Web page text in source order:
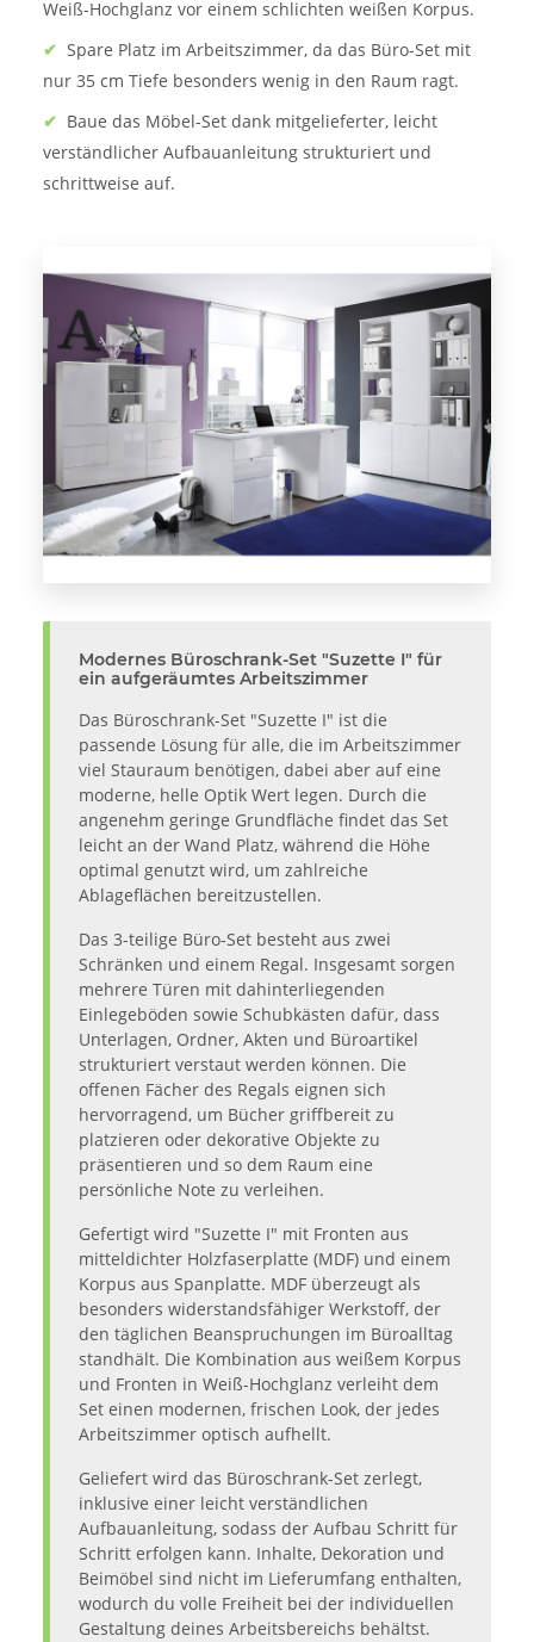
Weiß-Hochglanz vor einem schlichten weißen Korpus.
✔ Spare Platz im Arbeitszimmer, da das Büro-Set mit
nur 35 cm Tiefe besonders wenig in den Raum ragt.
✔ Baue das Möbel-Set dank mitgelieferter, leicht
verständlicher Aufbauanleitung strukturiert und
schrittweise auf.
Modernes Büroschrank-Set "Suzette I" für
ein aufgeräumtes Arbeitszimmer
Das Büroschrank-Set "Suzette I" ist die
passende Lösung für alle, die im Arbeitszimmer
viel Stauraum benötigen, dabei aber auf eine
moderne, helle Optik Wert legen. Durch die
angenehm geringe Grundfläche findet das Set
leicht an der Wand Platz, während die Höhe
optimal genutzt wird, um zahlreiche
Ablageflächen bereitzustellen.
Das 3-teilige Büro-Set besteht aus zwei
Schränken und einem Regal. Insgesamt sorgen
mehrere Türen mit dahinterliegenden
Einlegeböden sowie Schubkästen dafür, dass
Unterlagen, Ordner, Akten und Büroartikel
strukturiert verstaut werden können. Die
offenen Fächer des Regals eignen sich
hervorragend, um Bücher griffbereit zu
platzieren oder dekorative Objekte zu
präsentieren und so dem Raum eine
persönliche Note zu verleihen.
Gefertigt wird "Suzette I" mit Fronten aus
mitteldichter Holzfaserplatte (MDF) und einem
Korpus aus Spanplatte. MDF überzeugt als
besonders widerstandsfähiger Werkstoff, der
den täglichen Beanspruchungen im Büroalltag
standhält. Die Kombination aus weißem Korpus
und Fronten in Weiß-Hochglanz verleiht dem
Set einen modernen, frischen Look, der jedes
Arbeitszimmer optisch aufhellt.
Geliefert wird das Büroschrank-Set zerlegt,
inklusive einer leicht verständlichen
Aufbauanleitung, sodass der Aufbau Schritt für
Schritt erfolgen kann. Inhalte, Dekoration und
Beimöbel sind nicht im Lieferumfang enthalten,
wodurch du volle Freiheit bei der individuellen
Gestaltung deines Arbeitsbereichs behältst.